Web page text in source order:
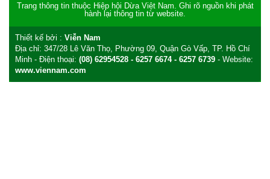
Trang thông tin thuộc Hiệp hội Dừa Việt Nam. Ghi rõ nguồn khi phát
hành lại thông tin từ website.
Thiết kế bởi : Viễn Nam
Địa chỉ: 347/28 Lê Văn Thọ, Phường 09, Quận Gò Vấp, TP. Hồ Chí
Minh - Điện thoại: (08) 62954528 - 6257 6674 - 6257 6739 - Website:
www.viennam.com